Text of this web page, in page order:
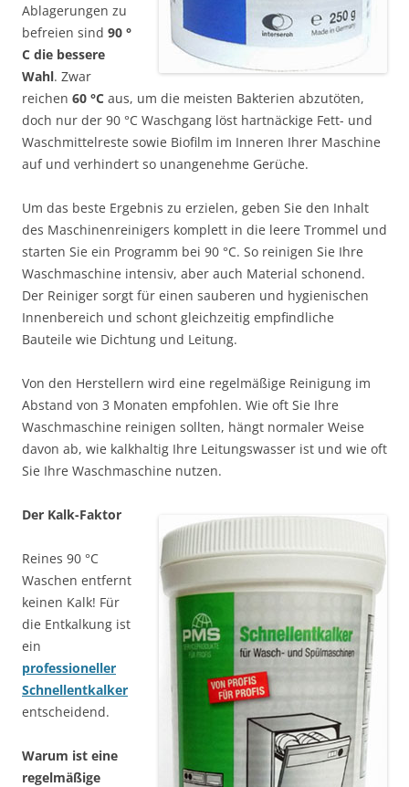
Ablagerungen zu
befreien sind 90 °
C die bessere
Wahl. Zwar
reichen 60 °C aus, um die meisten Bakterien abzutöten,
doch nur der 90 °C Waschgang löst hartnäckige Fett- und
Waschmittelreste sowie Biofilm im Inneren Ihrer Maschine
auf und verhindert so unangenehme Gerüche.
Um das beste Ergebnis zu erzielen, geben Sie den Inhalt
des Maschinenreinigers komplett in die leere Trommel und
starten Sie ein Programm bei 90 °C. So reinigen Sie Ihre
Waschmaschine intensiv, aber auch Material schonend.
Der Reiniger sorgt für einen sauberen und hygienischen
Innenbereich und schont gleichzeitig empfindliche
Bauteile wie Dichtung und Leitung.
Von den Herstellern wird eine regelmäßige Reinigung im
Abstand von 3 Monaten empfohlen. Wie oft Sie Ihre
Waschmaschine reinigen sollten, hängt normaler Weise
davon ab, wie kalkhaltig Ihre Leitungswasser ist und wie oft
Sie Ihre Waschmaschine nutzen.
Der Kalk-Faktor
Reines 90 °C
Waschen entfernt
keinen Kalk! Für
die Entkalkung ist
ein
professioneller
Schnellentkalker
entscheidend.
Warum ist eine
regelmäßige